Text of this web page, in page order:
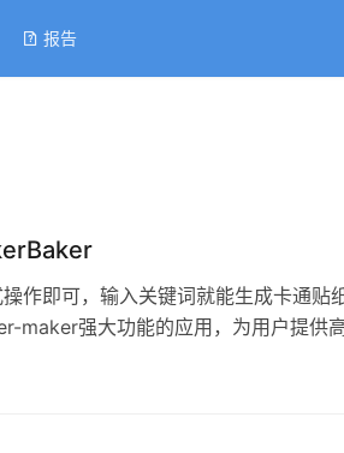
报告
作即可，输入关键词就能生成卡通贴
强大功能的应用，为用户提供